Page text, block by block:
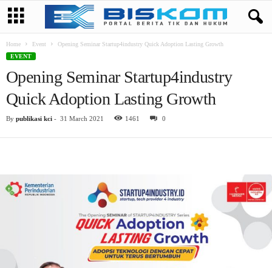
Home Event
Opening Seminar Startup4industry Quick Adoption Lasting Growth
EVENT
Opening Seminar Startup4industry
Quick Adoption Lasting Growth
By publikasi kci - 31 March 2021 1461 0